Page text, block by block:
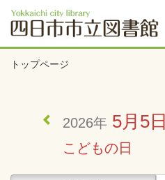
トップページ
2026年 5月5日
こどもの日